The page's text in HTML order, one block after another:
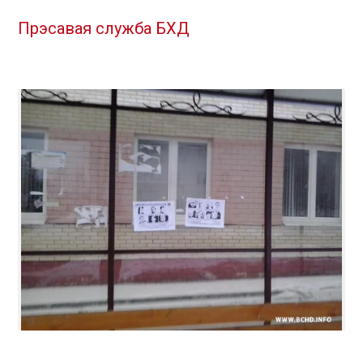
Прэсавая служба БХД